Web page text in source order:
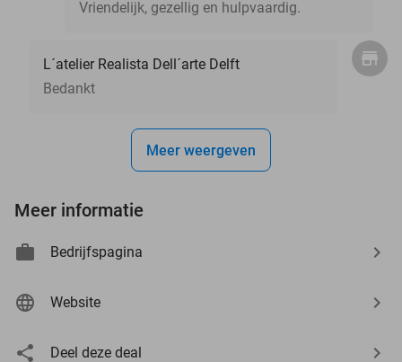
Vriendelijk, gezellig en hulpvaardig.
L´atelier Realista Dell´arte Delft
Bedankt
Meer weergeven
Meer informatie
Bedrijfspagina
Website
Deel deze deal